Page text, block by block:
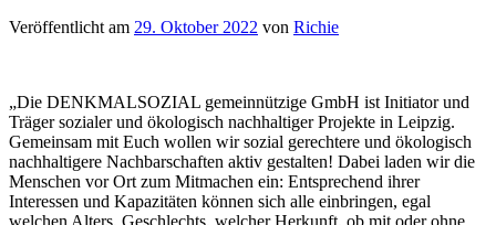
Veröffentlicht am 29. Oktober 2022 von Richie
„Die DENKMALSOZIAL gemeinnützige GmbH ist Initiator und
Träger sozialer und ökologisch nachhaltiger Projekte in Leipzig.
Gemeinsam mit Euch wollen wir sozial gerechtere und ökologisch
nachhaltigere Nachbarschaften aktiv gestalten! Dabei laden wir die
Menschen vor Ort zum Mitmachen ein: Entsprechend ihrer
Interessen und Kapazitäten können sich alle einbringen, egal
welchen Alters, Geschlechts, welcher Herkunft, ob mit oder ohne